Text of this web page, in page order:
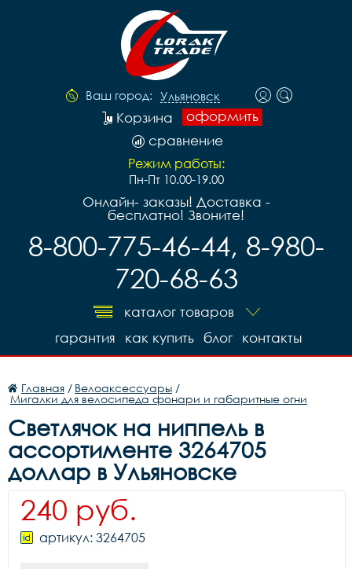
Ваш город: Ульяновск
оформить
Корзина
сравнение
Режим работы:
Пн-Пт 10.00-19.00
Онлайн- заказы! Доставка -
бесплатно! Звоните!
8-800-775-46-44, 8-980-
720-68-63
каталог товаров
контакты
блог
как купить
гарантия
Главная / Велоаксессуары /
Мигалки для велосипеда фонари и габаритные огни
Светлячок на ниппель в
ассортименте 3264705
доллар в Ульяновске
240 руб.
артикул: 3264705